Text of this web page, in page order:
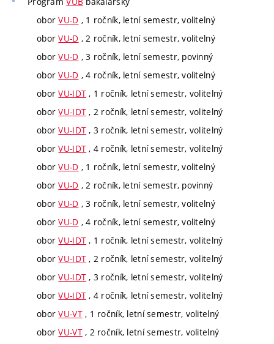
oborVU-D , 1 ročník, letní semestr, volitelný
oborVU-D , 2 ročník, letní semestr, volitelný
oborVU-D , 3 ročník, letní semestr, povinný
oborVU-D , 4 ročník, letní semestr, volitelný
oborVU-IDT , 1 ročník, letní semestr, volitelný
oborVU-IDT , 2 ročník, letní semestr, volitelný
oborVU-IDT , 3 ročník, letní semestr, volitelný
oborVU-IDT , 4 ročník, letní semestr, volitelný
oborVU-D , 1 ročník, letní semestr, volitelný
oborVU-D , 2 ročník, letní semestr, povinný
oborVU-D , 3 ročník, letní semestr, volitelný
oborVU-D , 4 ročník, letní semestr, volitelný
oborVU-IDT , 1 ročník, letní semestr, volitelný
oborVU-IDT , 2 ročník, letní semestr, volitelný
oborVU-IDT , 3 ročník, letní semestr, volitelný
oborVU-IDT , 4 ročník, letní semestr, volitelný
oborVU-VT, 1 ročník, letní semestr, volitelný
oborVU-VT, 2 ročník, letní semestr, volitelný